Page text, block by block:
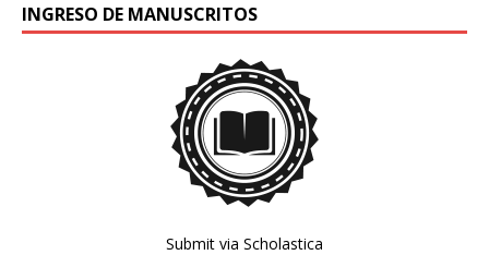
INGRESO DE MANUSCRITOS
Submit via Scholastica